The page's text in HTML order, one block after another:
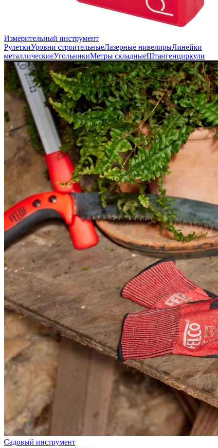
Измерительный инструмент
РулеткиУровни строительныеЛазерные нивелирыЛинейки
металлическиеУгольникиМетры складныеШтангенциркули
Садовый инструмент